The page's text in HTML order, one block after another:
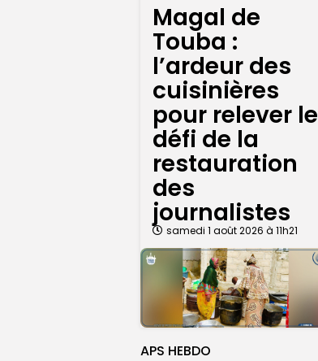
Magal de
Touba :
l’ardeur des
cuisinières
pour relever le
défi de la
restauration
des
journalistes
samedi 1 août 2026 à 11h21
APS HEBDO